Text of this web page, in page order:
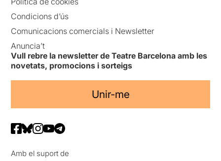
Condicions d’ús
Comunicacions comercials i Newsletter
Anuncia’t
Vull rebre la newsletter de Teatre Barcelona amb les
novetats, promocions i sorteigs
Unir-me
Amb el suport de